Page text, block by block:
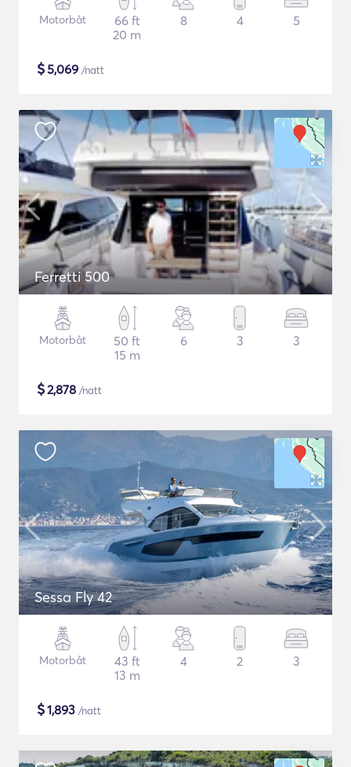
Motorbåt
66 ft
20 m
8 4 5
$5,069 /natt
Ferretti 500
Motorbåt
50 ft
15 m
6 3 3
$2,878 /natt
Sessa Fly 42
Motorbåt
43 ft
13 m
4 2 3
$1,893 /natt